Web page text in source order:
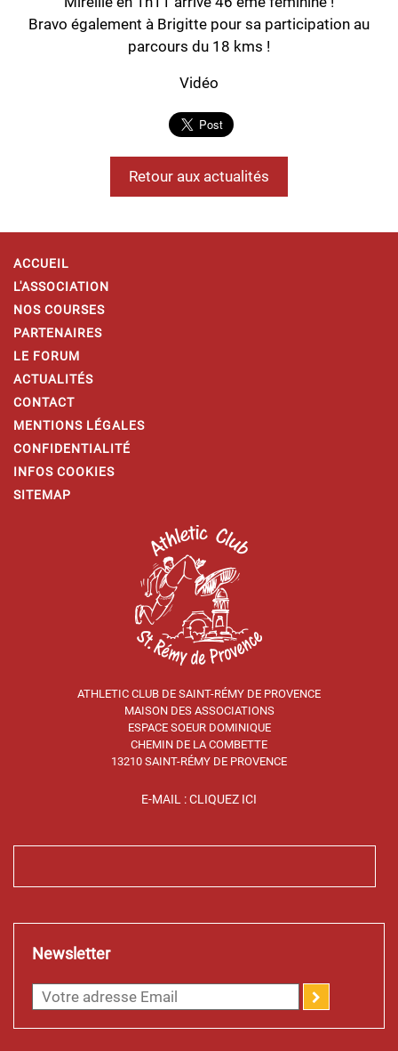
Bravo également à Brigitte pour sa participation au
parcours du 18 kms !
Vidéo
Retour aux actualités
ACCUEIL
L'ASSOCIATION
NOS COURSES
PARTENAIRES
LE FORUM
ACTUALITÉS
CONTACT
MENTIONS LÉGALES
CONFIDENTIALITÉ
INFOS COOKIES
SITEMAP
Newsletter
ATHLETIC CLUB DE SAINT-RÉMY DE PROVENCE
MAISON DES ASSOCIATIONS
ESPACE SOEUR DOMINIQUE
CHEMIN DE LA COMBETTE
13210 SAINT-RÉMY DE PROVENCE
E-MAIL : CLIQUEZ ICI